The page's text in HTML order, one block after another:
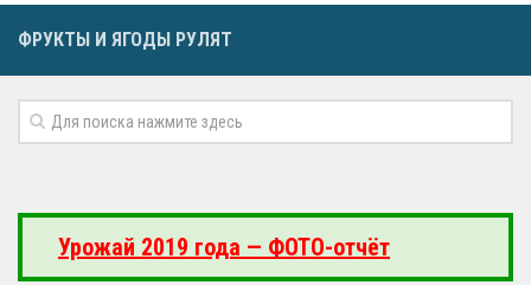
ФРУКТЫ И ЯГОДЫ РУЛЯТ
Урожай 2019 года — ФОТО-отчёт